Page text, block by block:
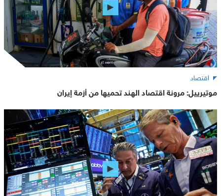
اقتصاد
موتيرييل: مرونة اقتصاد الهند تحميها من أزمة إيران